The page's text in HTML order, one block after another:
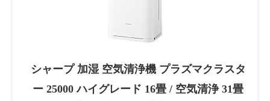
シャープ 加湿 空気清浄機 プラズマクラスタ
ー 25000 ハイグレード 16畳 / 空気清浄 31畳